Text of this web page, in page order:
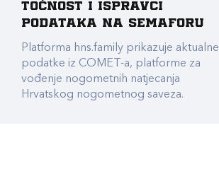
točnost i ispravci
podataka na Semaforu
Platforma hns.family prikazuje aktualne
podatke iz COMET-a, platforme za
vođenje nogometnih natjecanja
Hrvatskog nogometnog saveza.